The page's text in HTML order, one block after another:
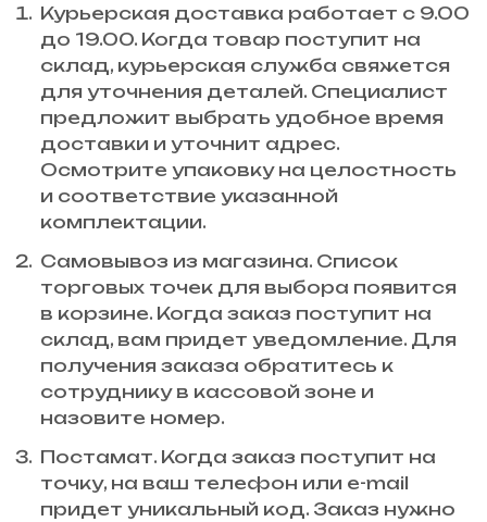
Курьерская доставка работает с 9.00
до 19.00. Когда товар поступит на
склад, курьерская служба свяжется
для уточнения деталей. Специалист
предложит выбрать удобное время
доставки и уточнит адрес.
Осмотрите упаковку на целостность
и соответствие указанной
комплектации.
Самовывоз из магазина. Список
торговых точек для выбора появится
в корзине. Когда заказ поступит на
склад, вам придет уведомление. Для
получения заказа обратитесь к
сотруднику в кассовой зоне и
назовите номер.
Постамат. Когда заказ поступит на
точку, на ваш телефон или e-mail
придет уникальный код. Заказ нужно